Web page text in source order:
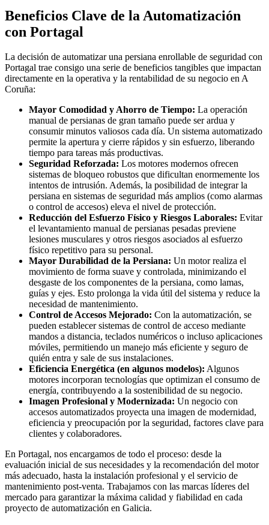
Beneficios Clave de la Automatización
con Portagal
La decisión de automatizar una persiana enrollable de seguridad con
Portagal trae consigo una serie de beneficios tangibles que impactan
directamente en la operativa y la rentabilidad de su negocio en A
Coruña:
Mayor Comodidad y Ahorro de Tiempo: La operación
manual de persianas de gran tamaño puede ser ardua y
consumir minutos valiosos cada día. Un sistema automatizado
permite la apertura y cierre rápidos y sin esfuerzo, liberando
tiempo para tareas más productivas.
Seguridad Reforzada: Los motores modernos ofrecen
sistemas de bloqueo robustos que dificultan enormemente los
intentos de intrusión. Además, la posibilidad de integrar la
persiana en sistemas de seguridad más amplios (como alarmas
o control de accesos) eleva el nivel de protección.
Reducción del Esfuerzo Físico y Riesgos Laborales: Evitar
el levantamiento manual de persianas pesadas previene
lesiones musculares y otros riesgos asociados al esfuerzo
físico repetitivo para su personal.
Mayor Durabilidad de la Persiana: Un motor realiza el
movimiento de forma suave y controlada, minimizando el
desgaste de los componentes de la persiana, como lamas,
guías y ejes. Esto prolonga la vida útil del sistema y reduce la
necesidad de mantenimiento.
Control de Accesos Mejorado: Con la automatización, se
pueden establecer sistemas de control de acceso mediante
mandos a distancia, teclados numéricos o incluso aplicaciones
móviles, permitiendo un manejo más eficiente y seguro de
quién entra y sale de sus instalaciones.
Eficiencia Energética (en algunos modelos): Algunos
motores incorporan tecnologías que optimizan el consumo de
energía, contribuyendo a la sostenibilidad de su negocio.
Imagen Profesional y Modernizada: Un negocio con
accesos automatizados proyecta una imagen de modernidad,
eficiencia y preocupación por la seguridad, factores clave para
clientes y colaboradores.
En Portagal, nos encargamos de todo el proceso: desde la
evaluación inicial de sus necesidades y la recomendación del motor
más adecuado, hasta la instalación profesional y el servicio de
mantenimiento post-venta. Trabajamos con las marcas líderes del
mercado para garantizar la máxima calidad y fiabilidad en cada
proyecto de automatización en Galicia.